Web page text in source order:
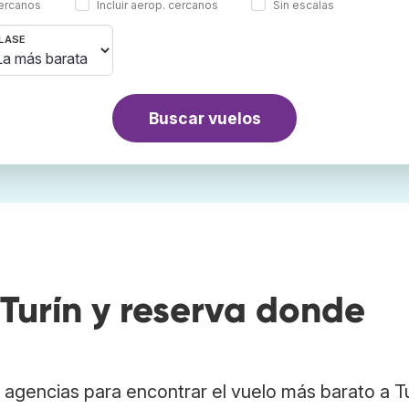
Incluir aerop. cercanos Sin escalas
Buscar vuelos
y reserva donde
para encontrar el vuelo más barato a